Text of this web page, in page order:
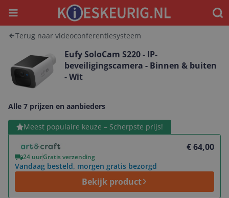
Menu
Terug naar videoconferentiesysteem
Eufy SoloCam S220 - IP-
beveiligingscamera - Binnen & buiten
- Wit
Alle 7 prijzen en aanbieders
Meest populaire keuze – Scherpste prijs!
€ 64,00
24 uurGratis verzending
Vandaag besteld, morgen gratis bezorgd
Bekijk product
Bekijk product